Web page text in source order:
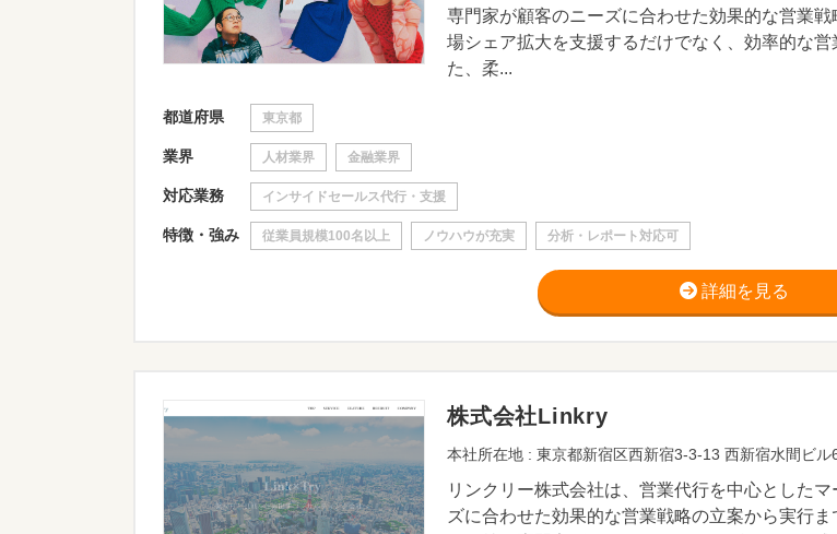
専門家が顧客のニーズに合わせた効果的な営業
場シェア拡大を支援するだけでなく、効率的な
た、柔...
都道府県 東京都
業界 人材業界 金融業界
対応業務 インサイドセールス代行・支援
特徴・強み 従業員規模100名以上 ノウハウが充実 分析・レポート対応可
詳細を見る
株式会社Linkry
本社所在地 : 東京都新宿区西新宿3-3-13 西新宿水間ビル
リンクリー株式会社は、営業代行を中心とした
ズに合わせた効果的な営業戦略の立案から実行